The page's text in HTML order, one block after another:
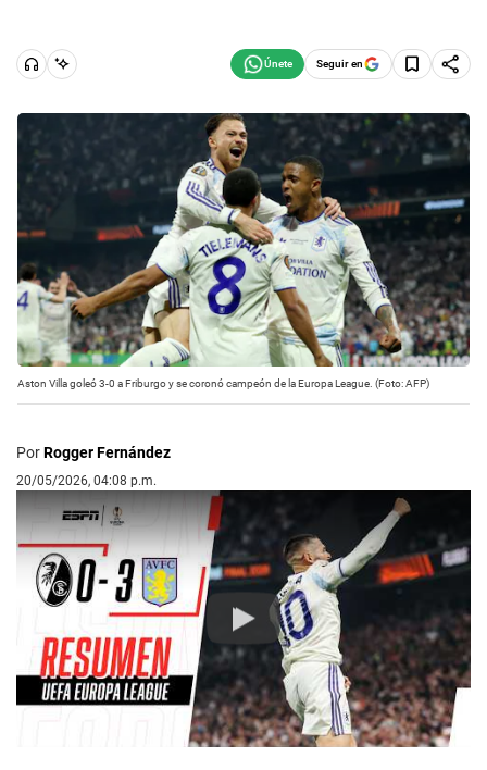
Seguir en
Aston Villa goleó 3-0 a Friburgo y se coronó campeón de la Europa League. (Foto: AFP)
PorRogger Fernández
20/05/2026, 04:08 p.m.
Play